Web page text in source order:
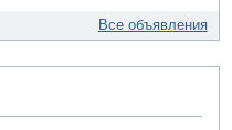
Все объявления